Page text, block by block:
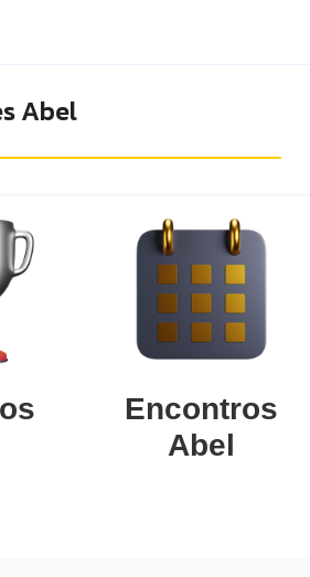
Abel
Encontros
Abel